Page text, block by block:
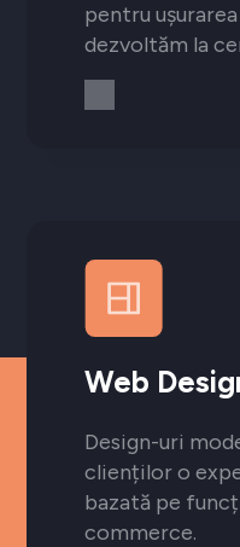
pentru
dezvoltăm la
Web
Design-uri
clienților o
bazată pe
commerce.